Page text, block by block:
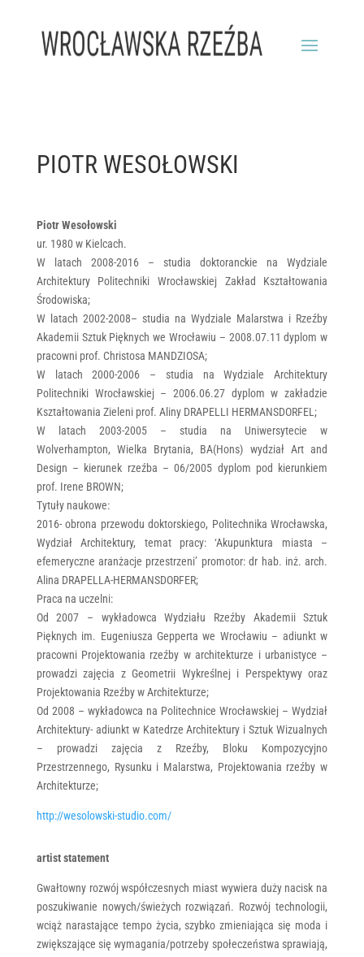
PIOTR WESOŁOWSKI
Piotr Wesołowski
ur. 1980 w Kielcach.
W latach 2008-2016 – studia doktoranckie na Wydziale
Architektury Politechniki Wrocławskiej Zakład Kształtowania
Środowiska;
W latach 2002-2008– studia na Wydziale Malarstwa i Rzeźby
Akademii Sztuk Pięknych we Wrocławiu – 2008.07.11 dyplom w
pracowni prof. Christosa MANDZIOSA;
W latach 2000-2006 – studia na Wydziale Architektury
Politechniki Wrocławskiej – 2006.06.27 dyplom w zakładzie
Kształtowania Zieleni prof. Aliny DRAPELLI HERMANSDORFEL;
W latach 2003-2005 – studia na Uniwersytecie w
Wolverhampton, Wielka Brytania, BA(Hons) wydział Art and
Design – kierunek rzeźba – 06/2005 dyplom pod kierunkiem
prof. Irene BROWN;
Tytuły naukowe:
2016- obrona przewodu doktorskiego, Politechnika Wrocławska,
Wydział Architektury, temat pracy: ‘Akupunktura miasta –
efemeryczne aranżacje przestrzeni’ promotor: dr hab. inż. arch.
Alina DRAPELLA-HERMANSDORFER;
Praca na uczelni:
Od 2007 – wykładowca Wydziału Rzeźby Akademii Sztuk
Pięknych im. Eugeniusza Gepperta we Wrocławiu – adiunkt w
pracowni Projektowania rzeźby w architekturze i urbanistyce –
prowadzi zajęcia z Geometrii Wykreślnej i Perspektywy oraz
Projektowania Rzeźby w Architekturze;
Od 2008 – wykładowca na Politechnice Wrocławskiej – Wydział
Architektury- adiunkt w Katedrze Architektury i Sztuk Wizualnych
– prowadzi zajęcia z Rzeźby, Bloku Kompozycyjno
Przestrzennego, Rysunku i Malarstwa, Projektowania rzeźby w
Architekturze;
http://wesolowski-studio.com/
artist statement
Gwałtowny rozwój współczesnych miast wywiera duży nacisk na
poszukiwanie nowych/świeżych rozwiązań. Rozwój technologii,
wciąż narastające tempo życia, szybko zmieniająca się moda i
zwiększające się wymagania/potrzeby społeczeństwa sprawiają,